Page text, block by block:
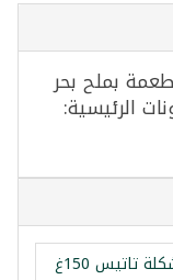
بملح بحر
الرئيسية:
تاتيس 150غ